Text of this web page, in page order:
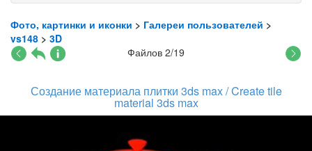
Фото, картинки и иконки > Галереи пользователей >
vs148 > 3D
Файлов 2/19
Создание материала плитки 3ds max / Create tile
material 3ds max